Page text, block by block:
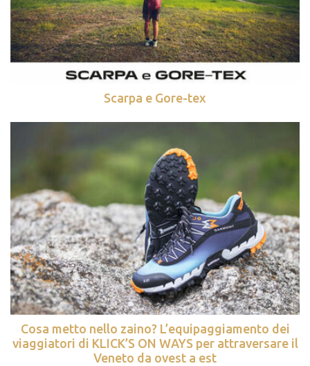
Scarpa e Gore-tex
Cosa metto nello zaino? L’equipaggiamento dei
viaggiatori di KLICK’S ON WAYS per attraversare il
Veneto da ovest a est